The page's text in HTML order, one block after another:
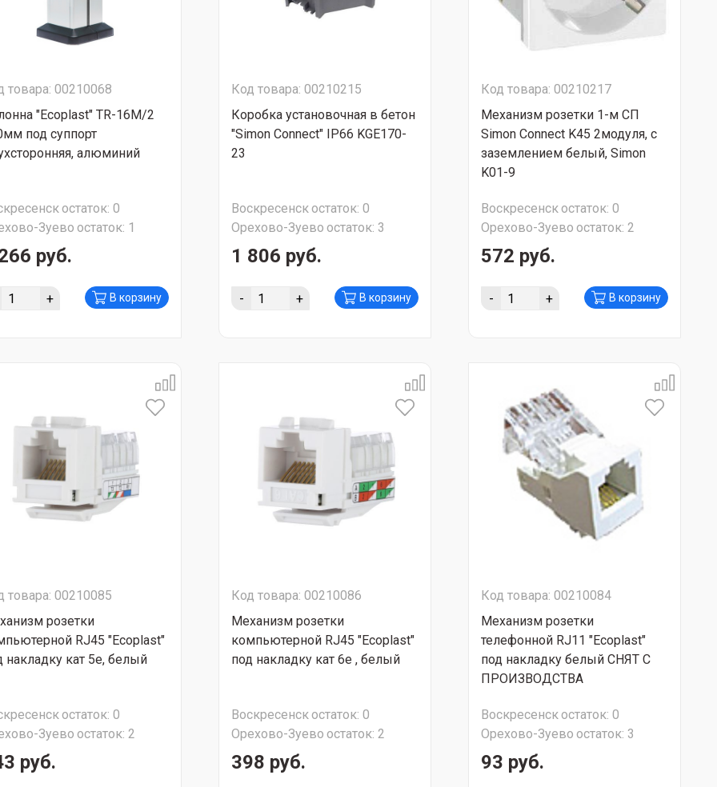
товара: 00210068
"Ecoplast" TR-16M/2
под суппорт
алюминий
остаток: 0
Зуево остаток: 1
руб.
+ В корзину
Код товара: 00210215
Коробка установочная в бетон
"Simon Connect" IP66 KGE170-
23
Воскресенскостаток: 0
Орехово-Зуево остаток: 3
1 806 руб.
- + В корзину
Код товара: 00210217
Механизм розетки 1-м СП
Simon Connect K45 2модуля, с
заземлением белый, Simon
K01-9
Воскресенскостаток: 0
Орехово-Зуево остаток: 2
572 руб.
- + В корзину
товара: 00210085
розетки
RJ45 "Ecoplast"
накладку кат 5е, белый
остаток: 0
Зуево остаток: 2
руб.
Код товара: 00210086
Механизм розетки
компьютерной RJ45 "Ecoplast"
под накладку кат 6е , белый
Воскресенскостаток: 0
Орехово-Зуево остаток: 2
398 руб.
Код товара: 00210084
Механизм розетки
телефонной RJ11 "Ecoplast"
под накладку белый СНЯТ С
ПРОИЗВОДСТВА
Воскресенскостаток: 0
Орехово-Зуево остаток: 3
93 руб.